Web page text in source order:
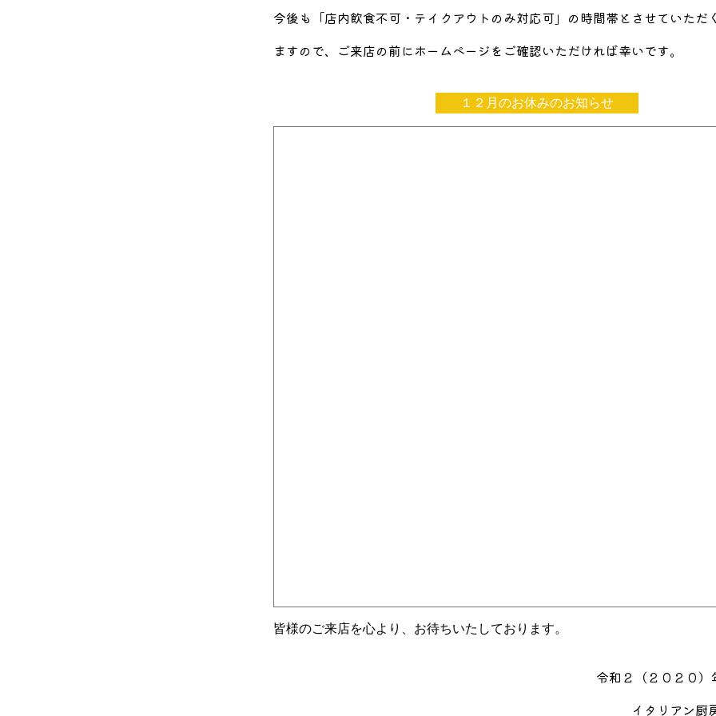
今後も「店内飲食不可・テイクアウトのみ対応可」の時間帯とさせていただ
ますので、ご来店の前にホームページをご確認いただければ幸いです。
１２月のお休みのお知らせ
皆様のご来店を心より、お待ちいたしております。
令和２（２０２０）
イタリアン厨